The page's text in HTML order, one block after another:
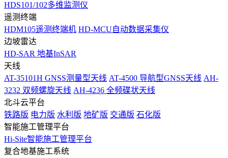
HDS101/102多维监测仪
遥测终端
HDM105遥测终端机 HD-MCU自动数据采集仪
边坡雷达
HD-SAR 地基InSAR
天线
AT-35101H GNSS测量型天线 AT-4500 导航型GNSS天线 AH-
3232 双频螺旋天线 AH-4236 全频碟状天线
北斗云平台
铁路版 电力版 水利版 地矿版 交通版 石化版
智能施工管理平台
Hi-Site智能施工管理平台
复合地基施工系统